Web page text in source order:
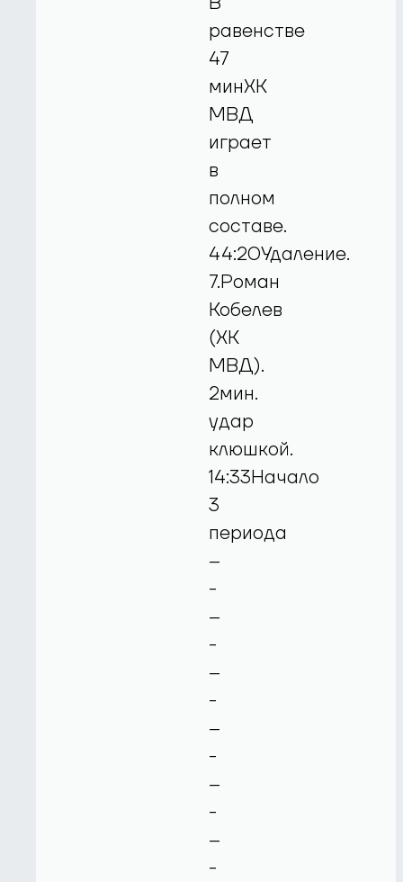
равенстве
47
минХК
МВД
играет
в
полном
составе.
44:20Удаление.
7.Роман
Кобелев
(ХК
МВД).
2мин.
удар
клюшкой.
14:33Начало
3
периода
--
-
--
-
--
-
--
-
--
-
--
-